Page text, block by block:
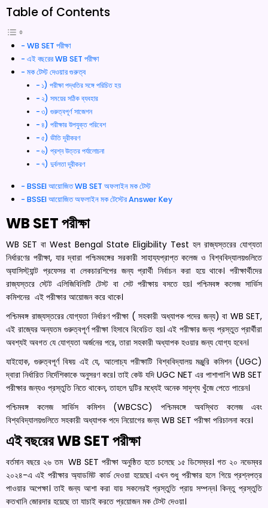
Table of Contents
WB SET পরীক্ষা
এই বছরের WB SET পরীক্ষা
মক টেস্ট দেওয়ার গুরুত্ব
১) পরীক্ষা পদ্ধতির সঙ্গে পরিচিত হয়
২) সময়ের সঠিক ব্যবহার
৩) গুরুত্বপূর্ণ সাজেশন
৪) পরীক্ষার উপযুক্ত পরিবেশ
৫) ভীতি দূরীকরণ
৬) প্রশ্ন উত্তর পর্যালোচনা
৭) দুর্বলতা দূরীকরণ
BSSEI আয়োজিত WB SET অফলাইন মক টেস্ট
BSSEI আয়োজিত অফলাইন মক টেস্টের Answer Key
WB SET পরীক্ষা
WB SET বা West Bengal State Eligibility Test হল রাজ্যস্তরের যোগ্যতা
নির্ধারণের পরীক্ষা, যার দ্বারা পশ্চিমবঙ্গের সরকারী সাহায্যপ্রাপ্ত কলেজ ও বিশ্ববিদ্যালয়গুলিতে
অ্যাসিস্ট্যান্ট প্রফেসর বা লেকচারশিপের জন্য প্রার্থী নির্বাচন করা হয়ে থাকে। পরীক্ষার্থীদের
রাজ্যস্তরে স্টেট এলিজিবিলিটি টেস্ট বা সেট পরীক্ষায় বসতে হয়। পশ্চিমবঙ্গ কলেজ সার্ভিস
কমিশনের এই পরীক্ষার আয়োজন করে থাকে।
পশ্চিমবঙ্গ রাজ্যস্তরের যোগ্যতা নির্ধারণ পরীক্ষা ( সহকারী অধ্যাপক পদের জন্য) বা WB SET,
এই রাজ্যের অন্যতম গুরুত্বপূর্ণ পরীক্ষা হিসাবে বিবেচিত হয়। এই পরীক্ষার জন্য প্রস্তুত প্রার্থীরা
অবশ্যই অবগত যে যোগ্যতা অর্জনের পরে, তারা সহকারী অধ্যাপক হওয়ার জন্য যোগ্য হবেন।
যাইহোক, গুরুত্বপূর্ণ বিষয় এই যে, আলোচ্য পরীক্ষাটি বিশ্ববিদ্যালয় মঞ্জুরি কমিশন (UGC)
দ্বারা নির্ধারিত নির্দেশিকাকে অনুসরণ করে। তাই কেউ যদি UGC NET এর পাশাপাশি WB SET
পরীক্ষার জন্যও প্রস্তুতি নিতে থাকেন, তাহলে দুটির মধ্যেই অনেক সাদৃশ্য খুঁজে পেতে পারেন।
পশ্চিমবঙ্গ কলেজ সার্ভিস কমিশন (WBCSC) পশ্চিমবঙ্গে অবস্থিত কলেজ এবং
বিশ্ববিদ্যালয়গুলিতে সহকারী অধ্যাপক পদে নিয়োগের জন্য WB SET পরীক্ষা পরিচালনা করে।
এই বছরের WB SET পরীক্ষা
বর্তমান বছরে ২৬ তম WB SET পরীক্ষা অনুষ্ঠিত হতে চলেছে ১৫ ডিসেম্বর। গত ২০ নভেম্বর
২০২৪-এ এই পরীক্ষার অ্যাডমিট কার্ড দেওয়া হয়েছে। এখন শুধু পরীক্ষার হলে গিয়ে প্রশ্নপত্র
পাওয়ার অপেক্ষা। তাই জন্য আশা করা যায় সকলেরই প্রস্তুতি প্রায় সম্পন্ন। কিন্তু প্রস্তুতি
কতখানি জোরদার হয়েছে তা যাচাই করতে প্রয়োজন মক টেস্ট দেওয়া।